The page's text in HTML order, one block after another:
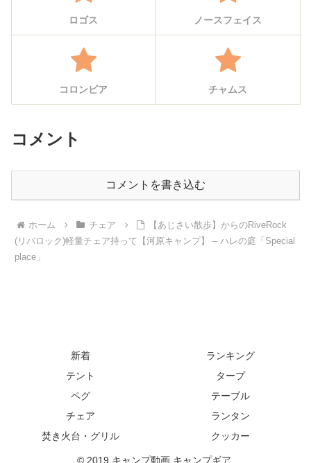
ロゴス ノースフェイス
コロンビア チャムス
コメント
コメントを書き込む
ホーム チェア
【あじさい散歩】からのRiveRock
(リバロック)軽量チェア持って【河原キャンプ】 – ハレの庭「Special
place」
新着
ランキング
テント
タープ
ペグ
テーブル
チェア
ランタン
焚き火台・グリル
クッカー
© 2019 キャンプ動画 キャンプギア.